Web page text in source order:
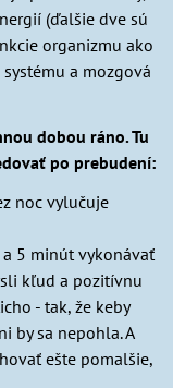
(ďalšie dve sú
organizmu ako
a mozgová
dobou ráno. Tu
po prebudení:
noc vylučuje
5 minút vykonávať
kľud a pozitívnu
- tak, že keby
by sa nepohla. A
ešte pomalšie,